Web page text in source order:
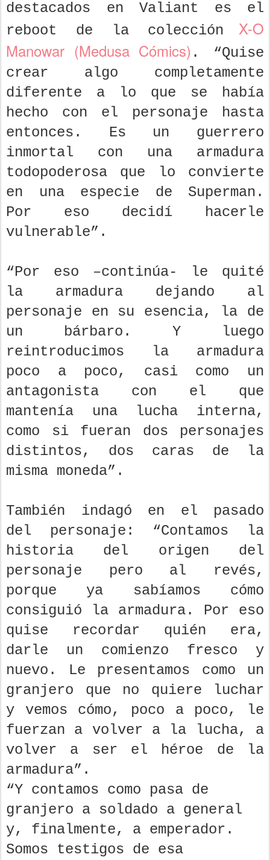
destacados en Valiant es el
reboot de la colección
X-O
Manowar (Medusa Cómics) . “Quise
crear algo completamente
diferente a lo que se había
hecho con el personaje hasta
entonces. Es un guerrero
inmortal con una armadura
todopoderosa que lo convierte
en una especie de Superman.
Por eso decidí hacerle
vulnerable”.
“Por eso –continúa- le quité
la armadura dejando al
personaje en su esencia, la de
un bárbaro. Y luego
reintroducimos la armadura
poco a poco, casi como un
antagonista con el que
mantenía una lucha interna,
como si fueran dos personajes
distintos, dos caras de la
misma moneda”.
También indagó en el pasado
del personaje: “Contamos la
historia del origen del
personaje pero al revés,
porque ya sabíamos cómo
consiguió la armadura. Por eso
quise recordar quién era,
darle un comienzo fresco y
nuevo. Le presentamos como un
granjero que no quiere luchar
y vemos cómo, poco a poco, le
fuerzan a volver a la lucha, a
volver a ser el héroe de la
armadura”.
“Y contamos como pasa de
granjero a soldado a general
y, finalmente, a emperador.
Somos testigos de esa